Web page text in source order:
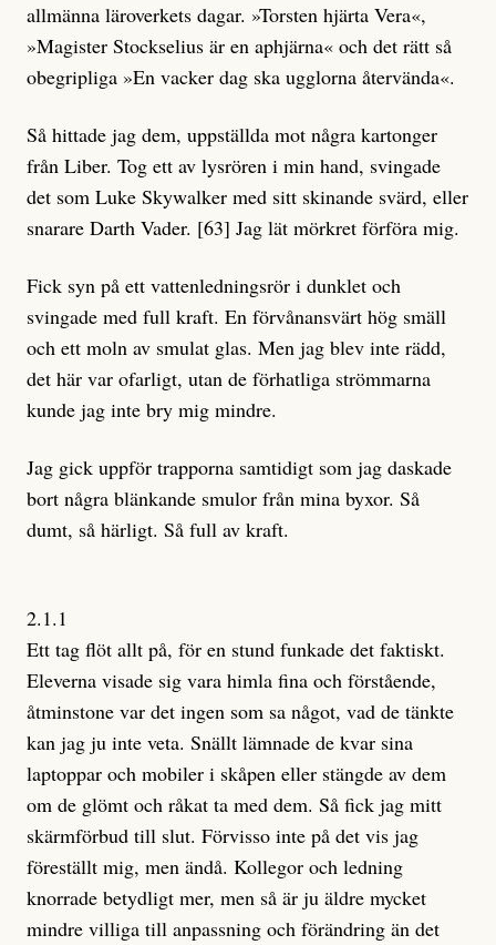
allmänna läroverkets dagar. »Torsten hjärta Vera«,
»Magister Stockselius är en aphjärna« och det rätt så
obegripliga »En vacker dag ska ugglorna återvända«.
Så hittade jag dem, uppställda mot några kartonger
från Liber. Tog ett av lysrören i min hand, svingade
det som Luke Skywalker med sitt skinande svärd, eller
snarare Darth Vader. [63] Jag lät mörkret förföra mig.
Fick syn på ett vattenledningsrör i dunklet och
svingade med full kraft. En förvånansvärt hög smäll
och ett moln av smulat glas. Men jag blev inte rädd,
det här var ofarligt, utan de förhatliga strömmarna
kunde jag inte bry mig mindre.
Jag gick uppför trapporna samtidigt som jag daskade
bort några blänkande smulor från mina byxor. Så
dumt, så härligt. Så full av kraft.
2.1.1
Ett tag flöt allt på, för en stund funkade det faktiskt.
Eleverna visade sig vara himla fina och förstående,
åtminstone var det ingen som sa något, vad de tänkte
kan jag ju inte veta. Snällt lämnade de kvar sina
laptoppar och mobiler i skåpen eller stängde av dem
om de glömt och råkat ta med dem. Så fick jag mitt
skärmförbud till slut. Förvisso inte på det vis jag
föreställt mig, men ändå. Kollegor och ledning
knorrade betydligt mer, men så är ju äldre mycket
mindre villiga till anpassning och förändring än det